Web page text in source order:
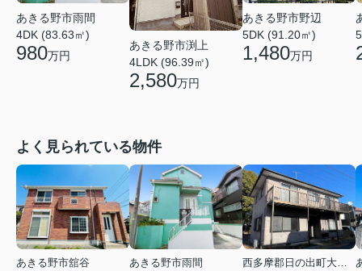
あきる野市雨間
4DK (83.63㎡)
980万円
あきる野市渕上
4LDK (96.39㎡)
2,580万円
あきる野市野辺
5DK (91.20㎡)
1,480万円
よく見られている物件
あきる野市舘谷
あきる野市雨間
西多摩郡日の出町大字平井